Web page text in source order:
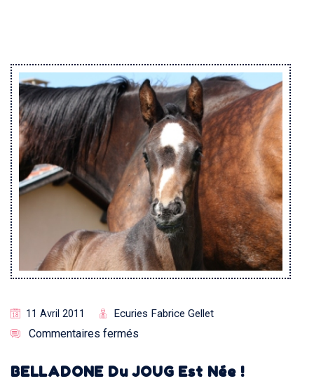
11 Avril 2011 Ecuries Fabrice Gellet
Commentaires fermés
BELLADONE Du JOUG Est Née !